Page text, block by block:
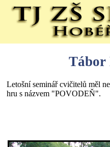
Tábor
Letošní seminář cvičitelů měl
hru s názvem "POVODEŇ".